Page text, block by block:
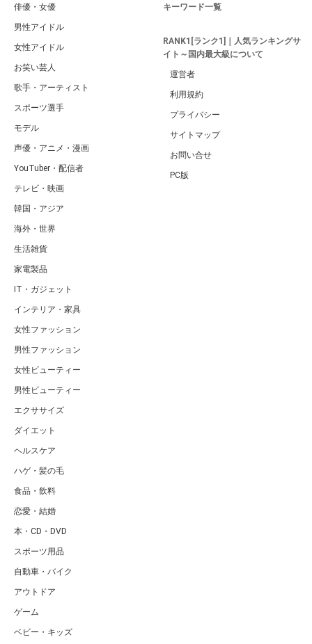
俳優・女優
男性アイドル
女性アイドル
お笑い芸人
歌手・アーティスト
スポーツ選手
モデル
声優・アニメ・漫画
YouTuber・配信者
テレビ・映画
韓国・アジア
海外・世界
生活雑貨
家電製品
IT・ガジェット
インテリア・家具
女性ファッション
男性ファッション
女性ビューティー
男性ビューティー
エクササイズ
ダイエット
ヘルスケア
ハゲ・髪の毛
食品・飲料
恋愛・結婚
本・CD・DVD
スポーツ用品
自動車・バイク
アウトドア
ゲーム
ベビー・キッズ
キーワード一覧
RANK1[ランク1]｜人気ランキングサ
イト～国内最大級について
運営者
利用規約
プライバシー
サイトマップ
お問い合せ
PC版